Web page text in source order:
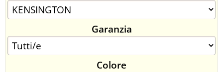
SINCRONIZZATI CON NOI
SPEDIZIONI Garanzia
Colore